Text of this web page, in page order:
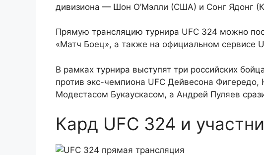
дивизиона — Шон О’Мэлли (США) и Сонг Ядонг
Прямую трансляцию турнира UFC 324 можно
«Матч Боец», а также на официальном сервисе
В рамках турнира выступят три российских
против экс-чемпиона UFC Дейвесона Фигередо,
Модестасом Букаускасом, а Андрей Пуляев
Кард UFC 324 и